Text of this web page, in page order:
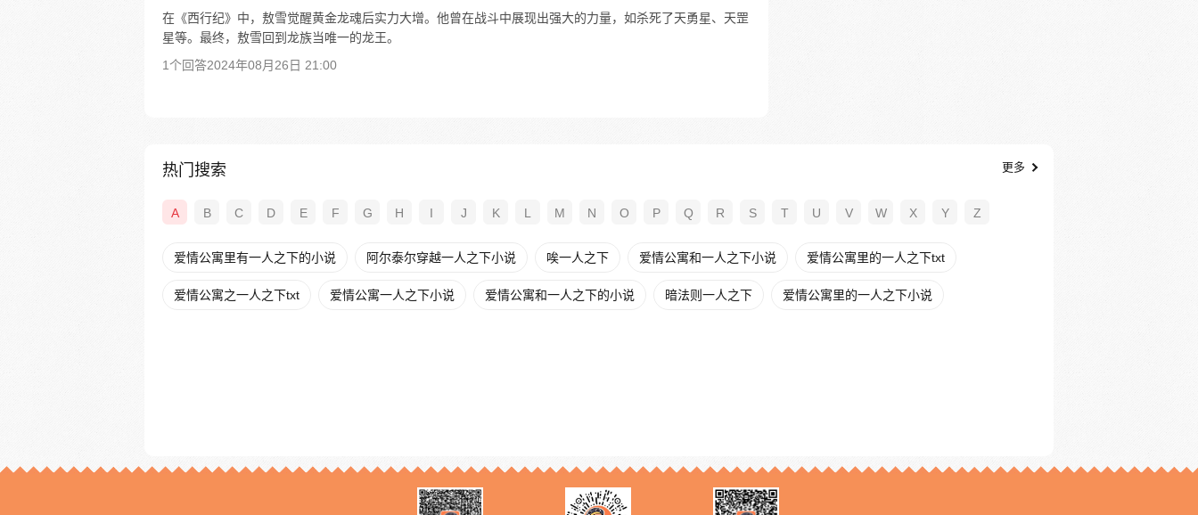
在《西行纪》中，敖雪觉醒黄金龙魂后实力大增。他曾在战斗中展现出强大的力量，如杀死了天勇星、天罡
星等。最终，敖雪回到龙族当唯一的龙王。
1个回答2024年08月26日 21:00
热门搜索 更多
A B C D E F G H I J K L M N O P Q R S T U V W X Y Z
爱情公寓里有一人之下的小说 阿尔泰尔穿越一人之下小说 唉一人之下 爱情公寓和一人之下小说 爱情公寓里的一人之下txt
爱情公寓之一人之下txt 爱情公寓一人之下小说 爱情公寓和一人之下的小说 暗法则一人之下 爱情公寓里的一人之下小说